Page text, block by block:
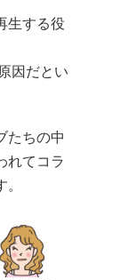
生する役
因だとい
たちの中
れてコラ